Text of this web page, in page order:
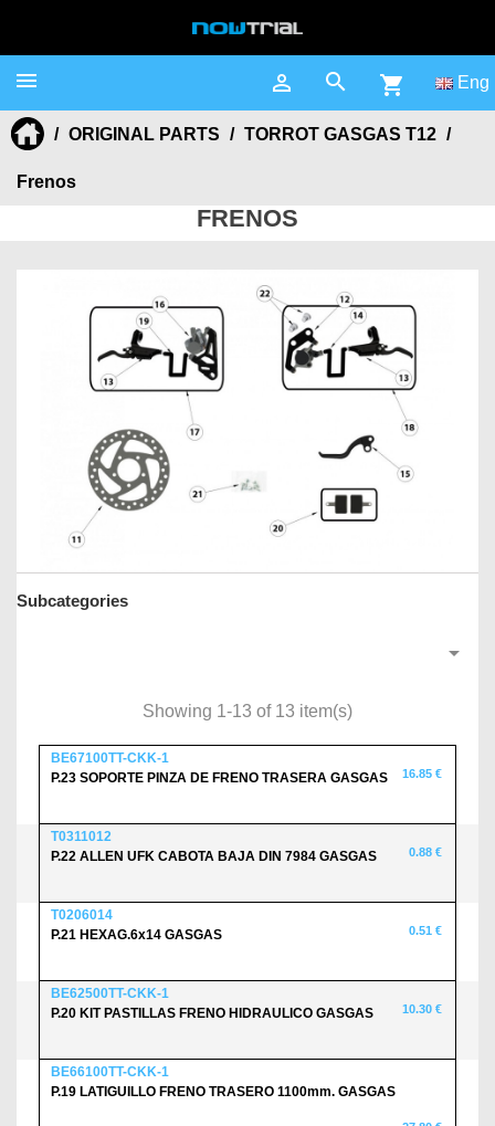
 Eng
shopping_cart


ORIGINAL PARTS TORROT GASGAS T12
Frenos
FRENOS
Subcategories

Showing 1-13 of 13 item(s)
BE67100TT-CKK-1
P.23 SOPORTE PINZA DE FRENO TRASERA GASGAS
16.85 €
T0311012
P.22 ALLEN UFK CABOTA BAJA DIN 7984 GASGAS
0.88 €
T0206014
P.21 HEXAG.6x14 GASGAS
0.51 €
BE62500TT-CKK-1
P.20 KIT PASTILLAS FRENO HIDRAULICO GASGAS
10.30 €
BE66100TT-CKK-1
P.19 LATIGUILLO FRENO TRASERO 1100mm. GASGAS